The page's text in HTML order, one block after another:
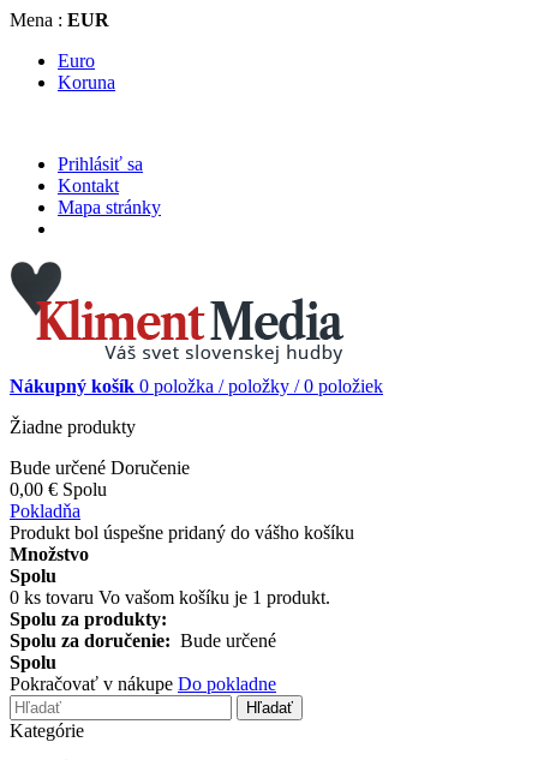
Mena : EUR
Euro
Koruna
Prihlásiť sa
Kontakt
Mapa stránky
Nákupný košík 0 položka / položky / 0 položiek
Žiadne produkty
Bude určené Doručenie
0,00 € Spolu
Pokladňa
Produkt bol úspešne pridaný do vášho košíku
Množstvo
Spolu
0 ks tovaru Vo vašom košíku je 1 produkt.
Spolu za produkty:
Spolu za doručenie: Bude určené
Spolu
Pokračovať v nákupe Do pokladne
Hľadať
Kategórie